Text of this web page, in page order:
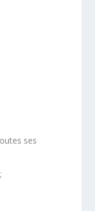
ses